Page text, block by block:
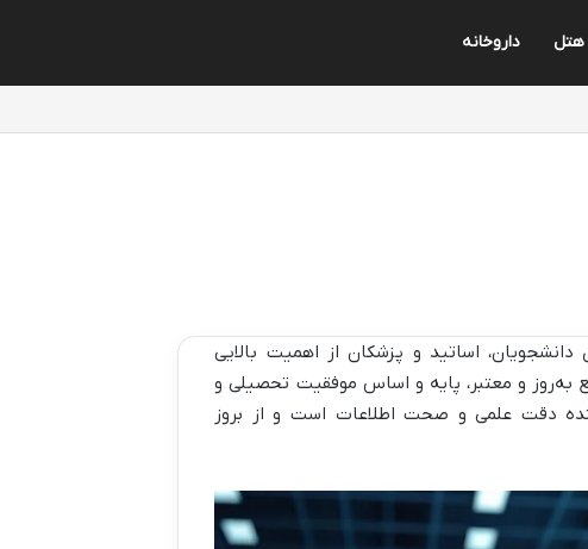
هتل داروخانه
دانشجویان، اساتید و پزشکان از اهمیت بالایی
به‌روز و معتبر، پایه و اساس موفقیت تحصیلی و
دقت علمی و صحت اطلاعات است و از بروز